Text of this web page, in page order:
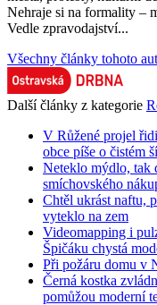
Nehraje si na formality –
Vedle zpravodajství...
Všechny články tohoto
Další články z kategorie
V Růžené projel
obce píše o čistém
Neteklo mýdlo, tak
smíchovského
Chtěl ukrást naftu,
vyteklo na zem
Videomapping i
Špičáku chystá
Při požáru domu v
Černá kostka
pomůžou moderní